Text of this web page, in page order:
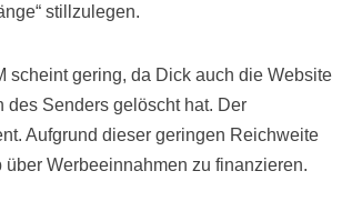
stillzulegen.
scheint gering, da Dick auch die Website
des Senders gelöscht hat. Der
Aufgrund dieser geringen Reichweite
Werbeeinnahmen zu finanzieren.